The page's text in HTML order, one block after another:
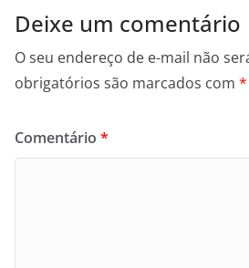
Deixe um comentário
O seu endereço de e-mail não
obrigatórios são marcados com *
Comentário *